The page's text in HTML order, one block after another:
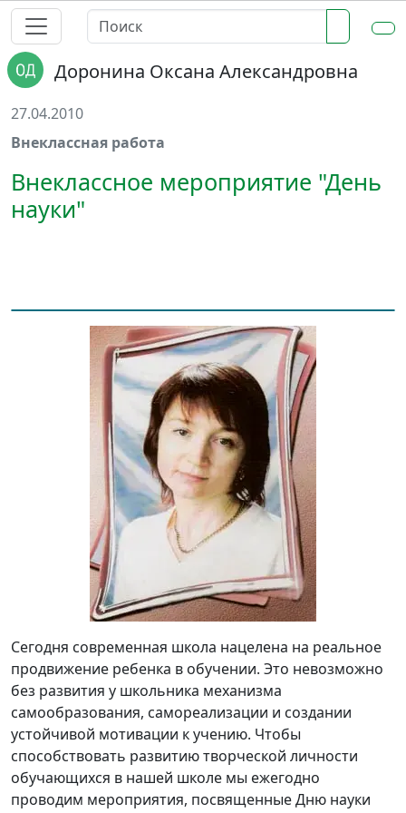
Доронина Оксана Александровна
27.04.2010
Внеклассная работа
Внеклассное мероприятие "День
науки"
Сегодня современная школа нацелена на реальное
продвижение ребенка в обучении. Это невозможно
без развития у школьника механизма
самообразования, самореализации и создании
устойчивой мотивации к учению. Чтобы
способствовать развитию творческой личности
обучающихся в нашей школе мы ежегодно
проводим мероприятия, посвященные Дню науки